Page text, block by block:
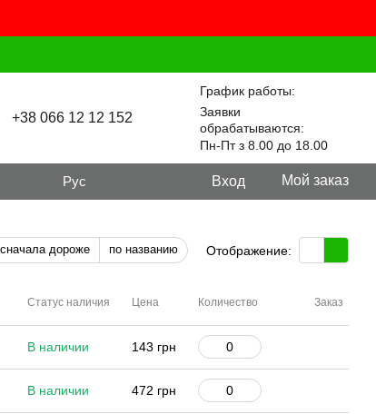
+38 066 12 12 152
График работы:
Заявки
обрабатываются:
Пн-Пт з 8.00 до 18.00
Рус Вход Мой заказ
сначала дороже по названию Отображение:
Статус наличия Цена Количество Заказ
В наличии 143 грн
В наличии 472 грн